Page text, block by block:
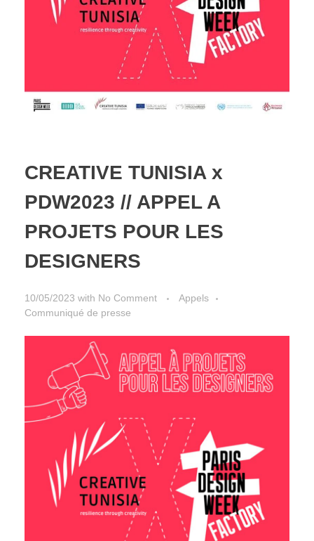
CREATIVE TUNISIA x
PDW2023 // APPEL A
PROJETS POUR LES
DESIGNERS
10/05/2023 with No Comment
Appels
Communiqué de presse